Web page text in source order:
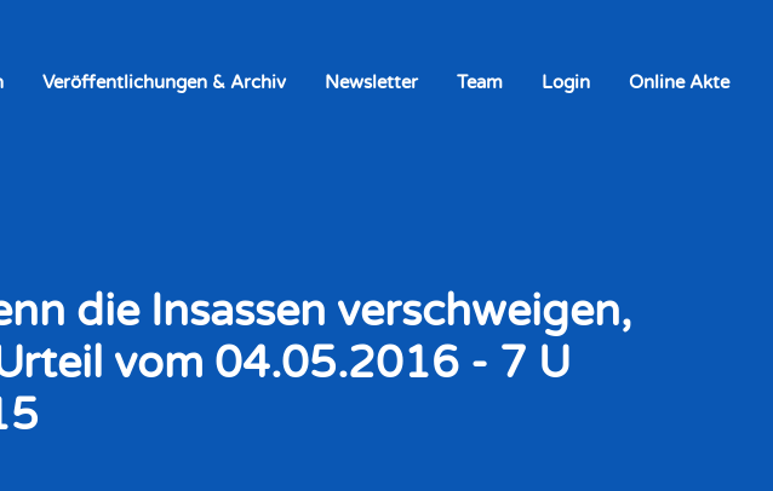
Veröffentlichungen & Archiv Newsletter Team Login Online Akte
die Insassen verschweigen,
vom 04.05.2016 - 7 U